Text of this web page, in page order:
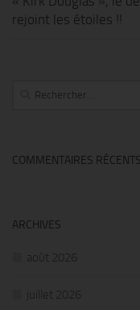
rejoint les étoiles !!
Rechercher :
COMMENTAIRES RÉCENTS
ARCHIVES
août 2026
juillet 2026